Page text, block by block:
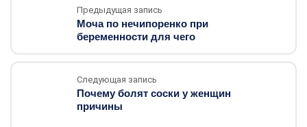
Предыдущая запись
Моча по нечипоренко при
беременности для чего
Следующая запись
Почему болят соски у женщин
причины